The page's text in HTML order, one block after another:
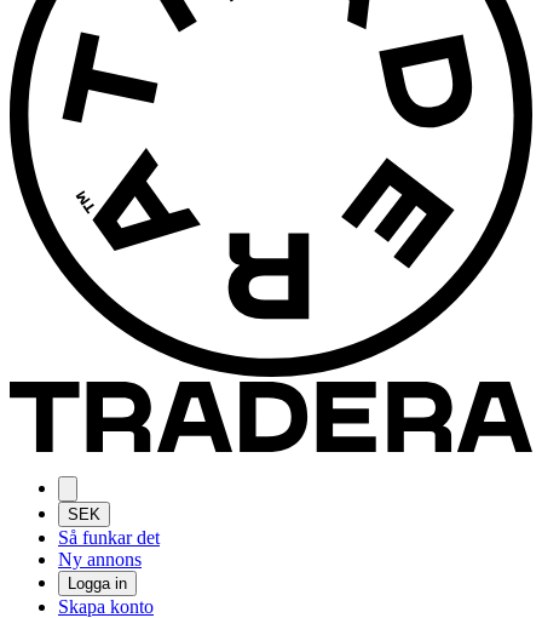
SEK
Så funkar det
Ny annons
Logga in
Skapa konto